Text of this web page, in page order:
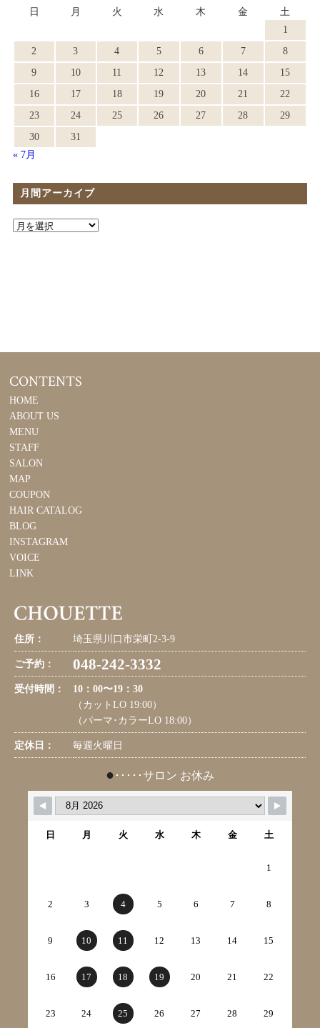
日
月 火 水 木 金
土
1
2
3 4 5 6 7
8
9
10 11 12 13 14
15
16
17 18 19 20 21
22
23
24 25 26 27 28
29
30
31
« 7月
月間アーカイブ
CONTENTS
HOME
ABOUT US
MENU
STAFF
SALON
MAP
COUPON
HAIR CATALOG
BLOG
INSTAGRAM
VOICE
LINK
住所： 埼玉県川口市栄町2-3-9
ご予約： 048-242-3332
受付時間：
10：00〜19：30
（カットLO 19:00）
（パーマ･カラーLO 18:00）
定休日： 毎週火曜日
● ･････サロン お休み
日 月 火 水 木 金 土
1
2 3 4 5 6 7 8
9 10 11 12 13 14 15
16 17 18 19 20 21 22
23 24 25 26 27 28 29